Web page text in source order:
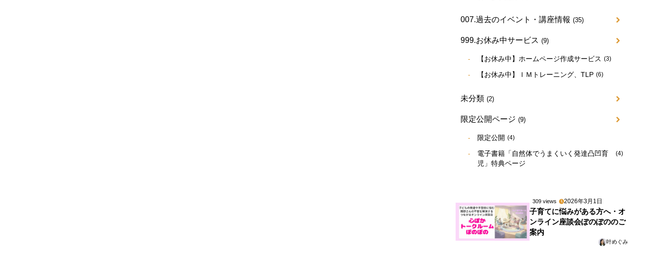
007.過去のイベント・講座情報 (35)
999.お休み中サービス (9)
【お休み中】ホームページ作成サービス (3)
【お休み中】ＩＭトレーニング、TLP (6)
未分類 (2)
限定公開ページ (9)
限定公開 (4)
電子書籍「自然体でうまくいく発達凸凹育
児」特典ページ
(4)
309 views 2026年3月1日
子育てに悩みがある方へ・オ
ンライン座談会ぽのぽののご
案内
叶めぐみ